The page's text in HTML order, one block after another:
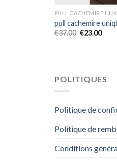
PULL CACHEMIRE
pull cachemire
€37.00 €23.00
POLITIQUES
Politique de
Politique de
Conditions